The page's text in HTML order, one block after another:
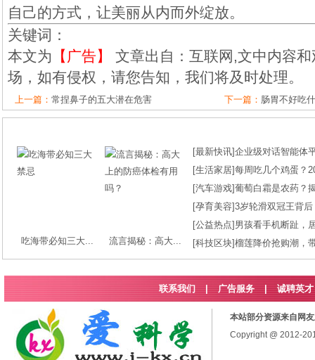
自己的方式，让美丽从内而外绽放。
关键词：
本文为 【广告】
文章出自：互联网,文中内容
场，如有侵权，请您告知，我们将及时处理。
上一篇： 常捏鼻子的五大潜在危害 下一篇： 肠胃不好吃
吃海带必知三大... 流言揭秘：高大...
[最新快讯]企业级对话智能体
[生活家居]每周吃几个鸡蛋？
[汽车游戏]葡萄白霜是农药？
[孕育美容]3岁轮滑双冠王背
[公益热点] 男孩看手机断趾，
[科技区块]榴莲降价抢购潮，
联系我们 广告服务 | 诚聘英才
本站部分资源来自网
Copyright @ 2012-